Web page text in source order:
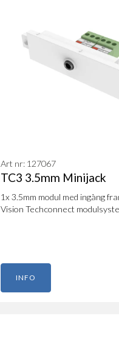
Art nr: 127067
TC3 3.5mm Minijack
1x 3.5mm modul med ingång
Vision Techconnect
INFO